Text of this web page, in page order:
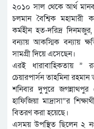
২০১০ সাল থেকে আর্থ
চলমান বৈশ্বিক মহামারী
কর্মহীন হত-দরিদ্র
বন্যায় আকস্মিক বন্যায়
সামগ্রী দিয়ে এসেছেন।
এরই ধারাবাহিকতায় ”
চেয়ারপার্সন তাহমিনা
শনিবার দুপুরে জগন্নাথপুর
হাফিজিয়া মাদ্রাসা”র
বিতরণ করা হয়েছে।
এসময় উপস্থিত ছিলেন ২